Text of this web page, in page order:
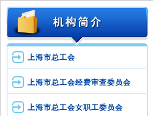
上海市总工会
上海市总工会经费审查委员会
上海市总工会女职工委员会